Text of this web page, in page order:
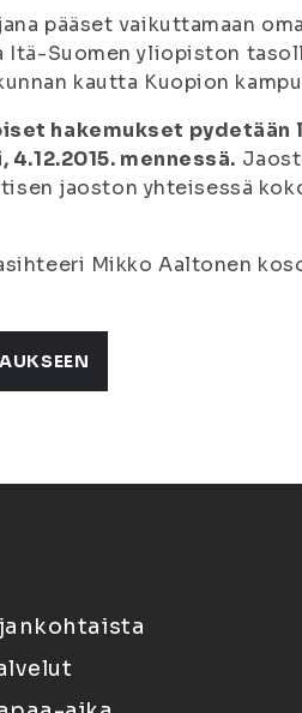
pääset vaikuttamaan
Itä-Suomen yliopiston
kautta Kuopion
hakemukset
4.12.2015. mennessä.
jaoston yhteisessä
Mikko Aaltonen